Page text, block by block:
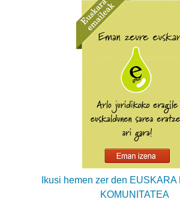
Ikusi hemen zer den EUSKARA
KOMUNITATEA